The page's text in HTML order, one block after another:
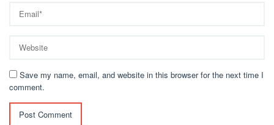
Save my name, email, and website in this browser for the next time I
comment.